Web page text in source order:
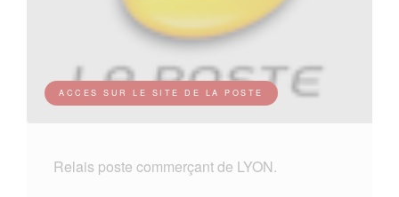
ACCES SUR LE SITE DE LA POSTE
Relais poste commerçant de LYON.